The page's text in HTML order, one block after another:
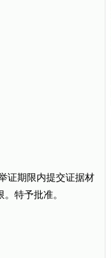
证期限内提交证据材
特予批准。